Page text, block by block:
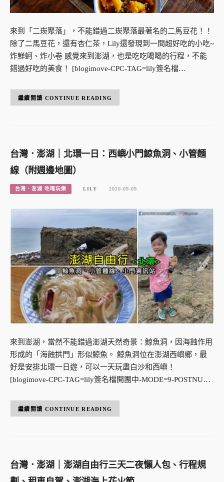
來到「二崁聚落」，不能錯過二崁聚落最著名的二馬豆花！！
除了二馬豆花，還有杏仁茶，Lily還發現到一間超好吃的小吃~
炸鮮蚵、炸小卷 感覺來到澎湖，也是吃吃喝喝的行程，不能
錯過好吃的美食！ [blogimove-CPC-TAG=lily簽名檔…
CONTINUE READING
台灣．澎湖｜北環一日：西嶼小門鯨魚洞、小管麵
線（附週邊地圖）
台灣．澎湖 吃喝玩樂 LILY 2020-09-09
來到澎湖，當然不能錯過澎湖天然奇景：鯨魚洞，因海蝕作用
形成的「海蝕拱門」形似鯨魚。 鯨魚洞位在澎湖西嶼鄉，最
好是安排北環一日遊，可以一天玩盡白沙和西嶼！
[blogimove-CPC-TAG=lily簽名檔開團中-MODE=9-POSTNU…
CONTINUE READING
台灣．澎湖｜澎湖自由行三天二夜懶人包、行程規